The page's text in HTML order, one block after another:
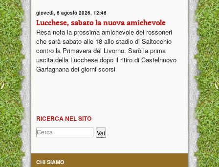
giovedì, 6 agosto 2026, 12:46
Lucchese, sabato la nuova amichevole
Resa nota la prossima amichevole dei rossoneri
che sarà sabato alle 18 allo stadio di Saltocchio
contro la Primavera del Livorno. Sarò la prima
uscita della Lucchese dopo il ritiro di Castelnuovo
Garfagnana dei giorni scorsi
RICERCA NEL SITO
CHI SIAMO